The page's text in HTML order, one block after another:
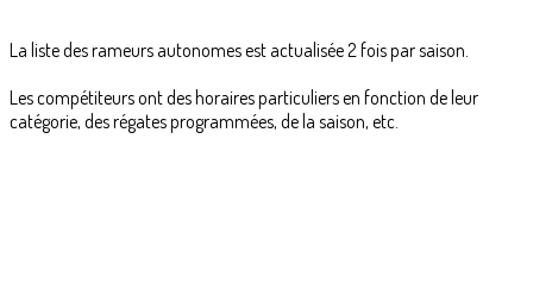
La liste des rameurs autonomes est actualisée 2 fois par saison.
Les compétiteurs ont des horaires particuliers en fonction de leur
catégorie, des régates programmées, de la saison, etc.